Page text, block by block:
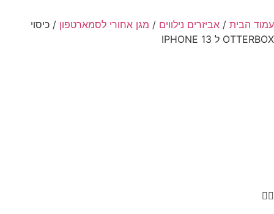
עמוד הבית / אביזרים נילווים / מגן אחורי לסמארטפון / כיסוי
OTTERBOX ל IPHONE 13